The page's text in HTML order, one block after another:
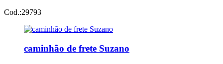
Cod.:29793
caminhão de frete Suzano